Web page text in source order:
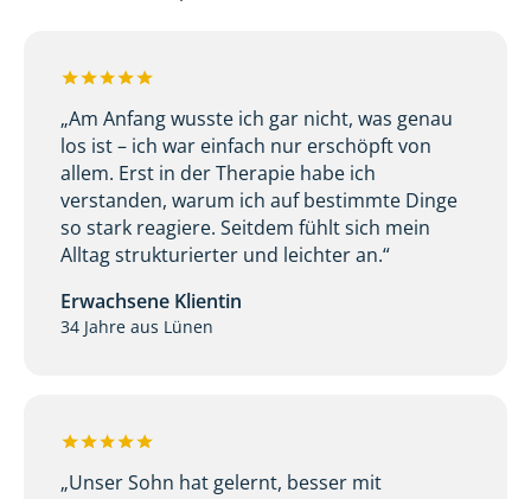
„Am Anfang wusste ich gar nicht, was genau
los ist – ich war einfach nur erschöpft von
allem. Erst in der Therapie habe ich
verstanden, warum ich auf bestimmte Dinge
so stark reagiere. Seitdem fühlt sich mein
Alltag strukturierter und leichter an.“
Erwachsene Klientin
34 Jahre aus Lünen
„Unser Sohn hat gelernt, besser mit